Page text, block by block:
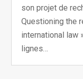
son projet de
Questioning the
international law
lignes…